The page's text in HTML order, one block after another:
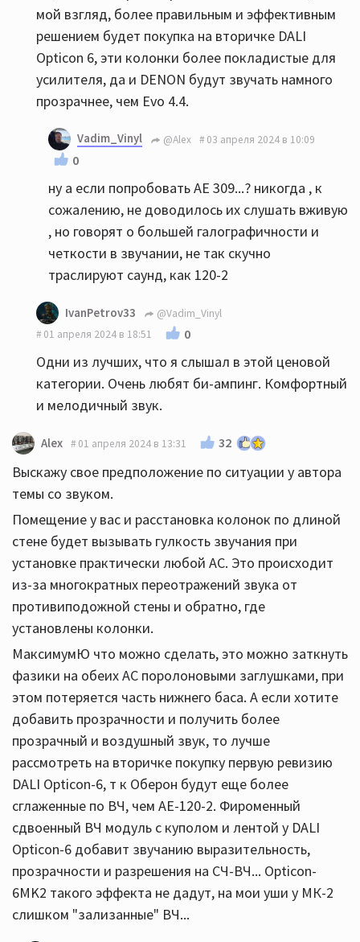
мой взгляд, более правильным и эффективным
решением будет покупка на вторичке DALI
Opticon 6, эти колонки более покладистые для
усилителя, да и DENON будут звучать намного
прозрачнее, чем Evo 4.4.
Vadim_Vinyl @Alex 03 апреля 2024 в 10:09
0
ну а если попробовать АЕ 309...? никогда , к
сожалению, не доводилось их слушать вживую
, но говорят о большей галографичности и
четкости в звучании, не так скучно
траслируют саунд, как 120-2
IvanPetrov33
@Vadim_Vinyl
01 апреля 2024 в 18:51
0
Одни из лучших, что я слышал в этой ценовой
категории. Очень любят би-ампинг. Комфортный
и мелодичный звук.
Alex 01 апреля 2024 в 13:31 32
Выскажу свое предположение по ситуации у автора
темы со звуком.
Помещение у вас и расстановка колонок по длиной
стене будет вызывать гулкость звучания при
установке практически любой АС. Это происходит
из-за многократных переотражений звука от
противиподожной стены и обратно, где
установлены колонки.
МаксимумЮ что можно сделать, это можно заткнуть
фазики на обеих АС поролоновыми заглушками, при
этом потеряется часть нижнего баса. А если хотите
добавить прозрачности и получить более
прозрачный и воздушный звук, то лучше
рассмотреть на вторичке покупку первую ревизию
DALI Opticon-6, т к Оберон будут еще более
сглаженные по ВЧ, чем АЕ-120-2. Фироменный
сдвоенный ВЧ модуль с куполом и лентой у DALI
Opticon-6 добавит звучанию выразительность,
прозрачности и разрешения на СЧ-ВЧ... Opticon-
6MK2 такого эффекта не дадут, на мои уши у МК-2
слишком "зализанные" ВЧ...